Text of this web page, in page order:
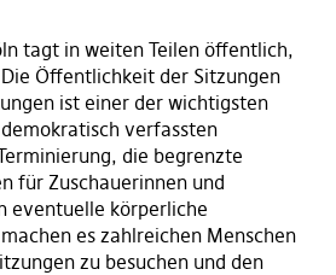
tagt in weiten Teilen öffentlich,
Öffentlichkeit der Sitzungen
ist einer der wichtigsten
verfassten
die begrenzte
für Zuschauerinnen und
eventuelle körperliche
es zahlreichen Menschen
zu besuchen und den